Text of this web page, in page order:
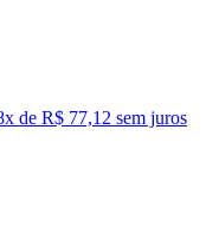
x de R$ 77,12 sem juros